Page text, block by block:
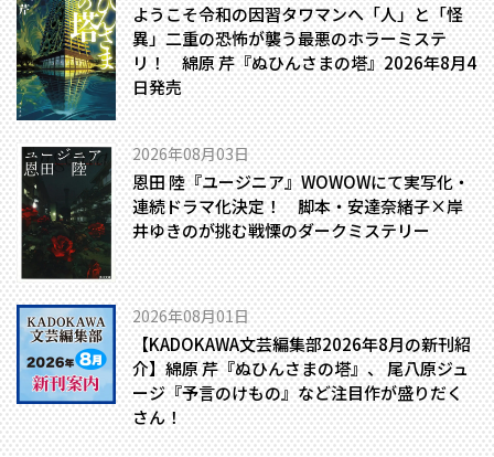
ようこそ令和の因習タワマンへ――「人」と「怪
異」二重の恐怖が襲う最悪のホラーミステ
リ！ 綿原 芹『ぬひんさまの塔』2026年8月4
日発売
2026年08月03日
恩田 陸『ユージニア』WOWOWにて実写化・
連続ドラマ化決定！ 脚本・安達奈緒子×岸
井ゆきのが挑む戦慄のダークミステリー
2026年08月01日
【KADOKAWA文芸編集部2026年8月の新刊紹
介】綿原 芹『ぬひんさまの塔』、 尾八原ジュ
ージ『予言のけもの』など注目作が盛りだく
さん！